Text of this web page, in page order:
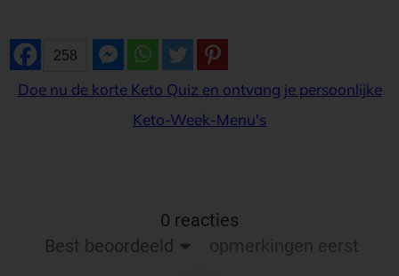
258
Doe nu de korte Keto Quiz en ontvang je persoonlijke
Keto-Week-Menu's
0 reacties
Best beoordeeld
opmerkingen eerst